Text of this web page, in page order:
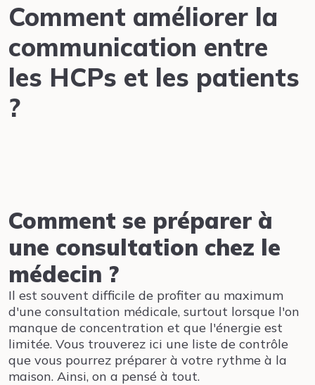
Comment améliorer la
communication entre
les HCPs et les patients
?
Comment se préparer à
une consultation chez le
médecin ?
Il est souvent difficile de profiter au maximum
d'une consultation médicale, surtout lorsque l'on
manque de concentration et que l'énergie est
limitée. Vous trouverez ici une liste de contrôle
que vous pourrez préparer à votre rythme à la
maison. Ainsi, on a pensé à tout.